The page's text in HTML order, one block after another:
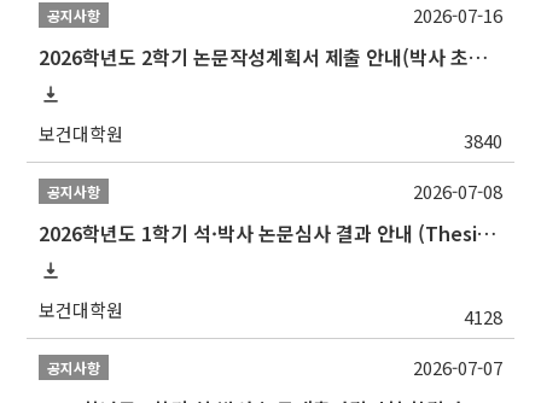
공지사항
2026학년도 2학기 논문작성계획서 제출 안내(박사 초심 일정 포함)_Thesis Proposal
보건대학원 3840
2026-07-16
공지사항
2026학년도 1학기 석·박사 논문심사 결과 안내 (Thesis Defense Result)
보건대학원 4128
2026-07-08
공지사항 2026-07-07